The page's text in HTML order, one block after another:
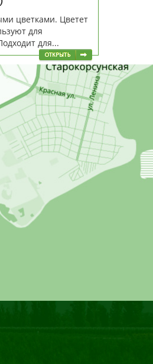
цветками. Цветет
для
для...